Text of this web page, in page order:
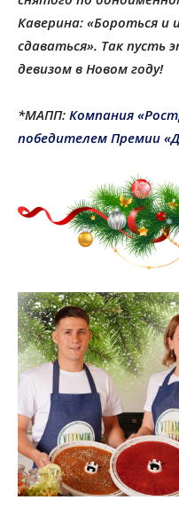
Каверина: «Бороться и
сдаваться». Так пусть
девизом в Новом году!
*МАПП: Компания
победителем Премии